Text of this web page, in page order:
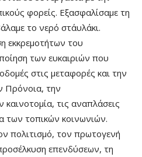
φορείς. Εξασφαλίσαμε τη
το νερό στ΄αυλάκι.
εκκρεμοτήτων του
των ευκαιριών που
στις μεταφορές και την
Πρόνοια, την
καινοτομία, τις αναπλάσεις
των τοπικών κοινωνιών.
πολιτισμό, τον πρωτογενή
επενδύσεων, τη